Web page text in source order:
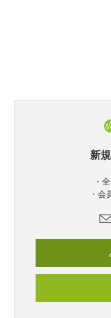
新
・
・